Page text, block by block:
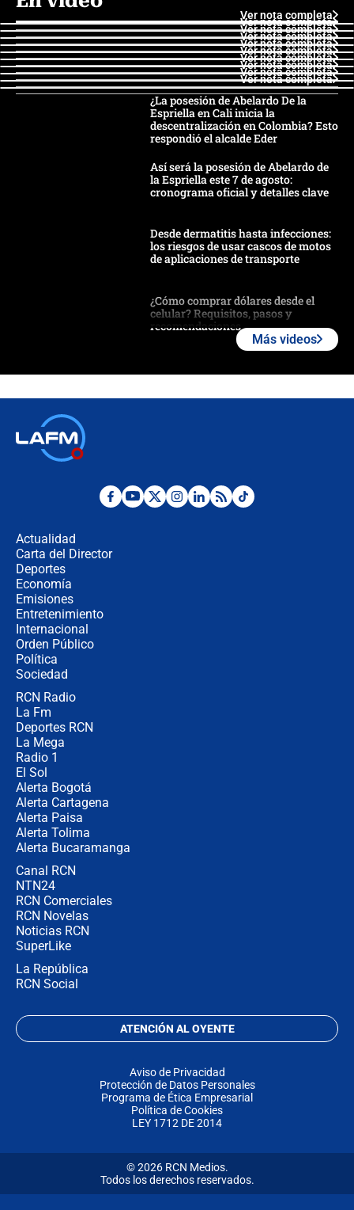
Ver nota completa
Ver nota completa
Ver nota completa
Ver nota completa
Ver nota completa
Ver nota completa
Ver nota completa
Ver nota completa
Ver nota completa
Ver nota completa
¿La posesión de Abelardo De la
Espriella en Cali inicia la
descentralización en Colombia? Esto
respondió el alcalde Eder
Así será la posesión de Abelardo de
la Espriella este 7 de agosto:
cronograma oficial y detalles clave
Desde dermatitis hasta infecciones:
los riesgos de usar cascos de motos
de aplicaciones de transporte
¿Cómo comprar dólares desde el
celular? Requisitos, pasos y
recomendaciones
Álvaro Uribe asistirá a la posesión y
Más videos
Actualidad
Carta del Director
Deportes
Economía
Emisiones
Entretenimiento
Internacional
Orden Público
Política
Sociedad
RCN Radio
La Fm
Deportes RCN
La Mega
Radio 1
El Sol
Alerta Bogotá
Alerta Cartagena
Alerta Paisa
Alerta Tolima
Alerta Bucaramanga
Canal RCN
NTN24
RCN Comerciales
RCN Novelas
Noticias RCN
SuperLike
La República
RCN Social
ATENCIÓN AL OYENTE
Aviso de Privacidad
Protección de Datos Personales
Programa de Ética Empresarial
Política de Cookies
LEY 1712 DE 2014
© 2026 RCN Medios.
Todos los derechos reservados.